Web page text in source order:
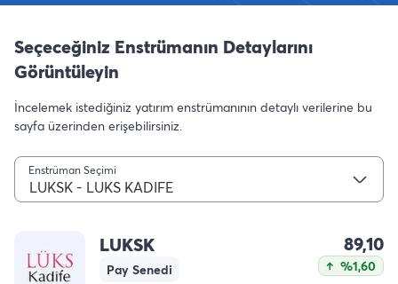
Seçeceğiniz Enstrümanın Detaylarını
Görüntüleyin
İncelemek istediğiniz yatırım enstrümanının detaylı verilerine bu
sayfa üzerinden erişebilirsiniz.
Enstrüman Seçimi
LUKSK - LUKS KADIFE
LUKSK
Pay Senedi
89,10
%1,60